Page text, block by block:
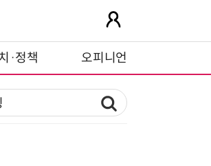
·정책 오피니언